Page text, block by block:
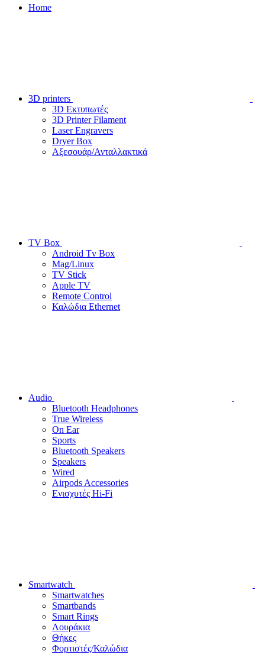
Home
3D printers
3D Εκτυπωτές
3D Printer Filament
Laser Engravers
Dryer Box
Αξεσουάρ/Ανταλλακτικά
TV Box
Android Tv Box
Mag/Linux
TV Stick
Apple TV
Remote Control
Καλώδια Ethernet
Audio
Bluetooth Headphones
True Wireless
On Ear
Sports
Bluetooth Speakers
Speakers
Wired
Airpods Accessories
Ενισχυτές Hi-Fi
Smartwatch
Smartwatches
Smartbands
Smart Rings
Λουράκια
Θήκες
Φορτιστές/Καλώδια